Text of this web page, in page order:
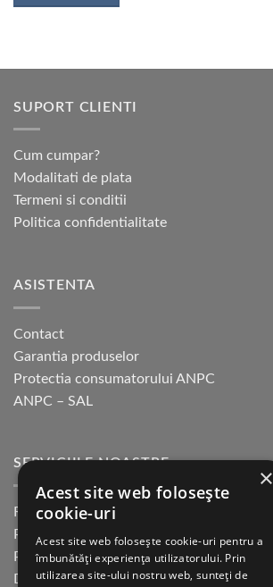
SUPORT CLIENTI
Cum cumpar?
Modalitati de plata
Termeni si conditii
Politica confidentialitate
ASISTENTA
Contact
Garantia produselor
Protectia consumatorului ANPC
ANPC – SAL
SERVICIILE NOASTRE
Returnare in 30 de zile
Plata cu cardul Guerrilla
Plata in rate fara dobanda
Distributie sau profesionisti
×
Acest site web folosește
cookie-uri
Acest site web folosește cookie-uri pentru a
îmbunătăți experiența utilizatorului. Prin
utilizarea site-ului nostru web, sunteți de